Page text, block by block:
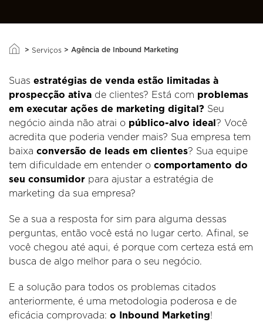
> Serviços > Agência de Inbound Marketing
Suas estratégias de venda estão limitadas à
prospecção ativa de clientes? Está com problemas
em executar ações de marketing digital? Seu
negócio ainda não atrai o público-alvo ideal ? Você
acredita que poderia vender mais? Sua empresa tem
baixa conversão de leads em clientes? Sua equipe
tem dificuldade em entender o comportamento do
seu consumidor para ajustar a estratégia de
marketing da sua empresa?
Se a sua a resposta for sim para alguma dessas
perguntas, então você está no lugar certo. Afinal, se
você chegou até aqui, é porque com certeza está em
busca de algo melhor para o seu negócio.
E a solução para todos os problemas citados
anteriormente, é uma metodologia poderosa e de
eficácia comprovada: o Inbound Marketing!